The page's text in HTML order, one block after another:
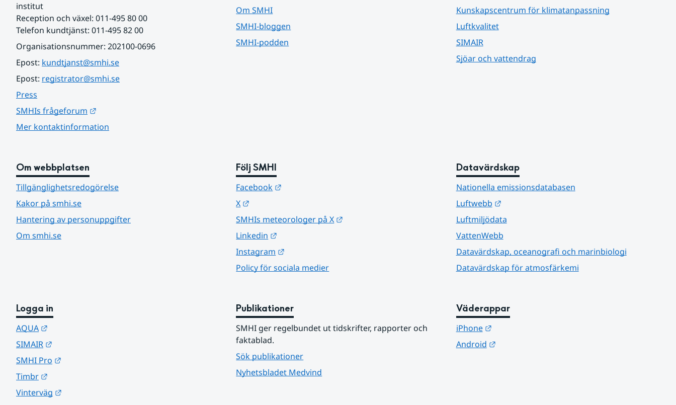
institut
Reception och växel: 011-495 80 00
Telefon kundtjänst: 011-495 82 00
Organisationsnummer: 202100-0696
Epost: kundtjanst@smhi.se
Epost: registrator@smhi.se
Press
SMHIs frågeforum
Mer kontaktinformation
Om SMHI
SMHI-bloggen
SMHI-podden
Kunskapscentrum för klimatanpassning
Luftkvalitet
SIMAIR
Sjöar och vattendrag
Om webbplatsen
Tillgänglighetsredogörelse
Kakor på smhi.se
Hantering av personuppgifter
Om smhi.se
Följ SMHI
Facebook
X
SMHIs meteorologer på X
Linkedin
Instagram
Policy för sociala medier
Datavärdskap
Nationella emissionsdatabasen
Luftwebb
Länk till annan webbplats.
Luftmiljödata
VattenWebb
Datavärdskap, oceanografi och marinbiologi
Datavärdskap för atmosfärkemi
Logga in
AQUA
SIMAIR
SMHI Pro
Timbr
Vinterväg
Publikationer
SMHI ger regelbundet ut tidskrifter, rapporter och
faktablad.
Sök publikationer
Nyhetsbladet Medvind
Väderappar
iPhone
Länk till annan webbplats.
Android
Länk till annan webbplats.